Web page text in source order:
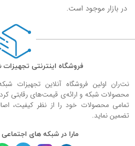
در بازار موجود است.
فروشگاه اینترنتی
نت‌ران اولین فروشگاه آنلاین تجهیزات
محصولات شبکه و ارائه‌ی قیمت‌های رقابتی
تمامی محصولات خود را از نظر کیفیت،
تضمین نماید.
مارا در شبکه های اجتماعی